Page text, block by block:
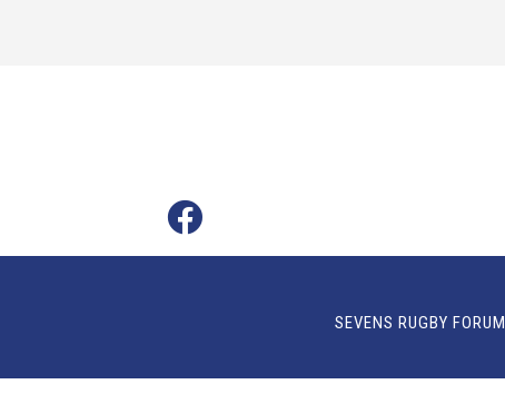
SEVENS RUGBY FORUM